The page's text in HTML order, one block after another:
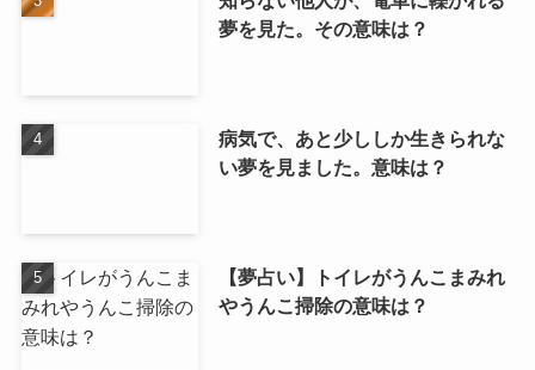
夢を見た。その意味は？
病気で、あと少ししか生きられな
い夢を見ました。意味は？
【夢占い】トイレがうんこまみれ
やうんこ掃除の意味は？